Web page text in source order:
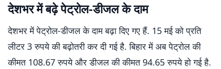
देशभर में बढ़े पेट्रोल-डीजल के दाम
देशभर में पेट्रोल-डीजल के दाम बढ़ा दिए गए हैं. 15 मई को प्रति
लीटर 3 रुपये की बढ़ोतरी कर दी गई है. बिहार में अब पेट्रोल की
कीमत 108.67 रुपये और डीजल की कीमत 94.65 रुपये हो गई है.